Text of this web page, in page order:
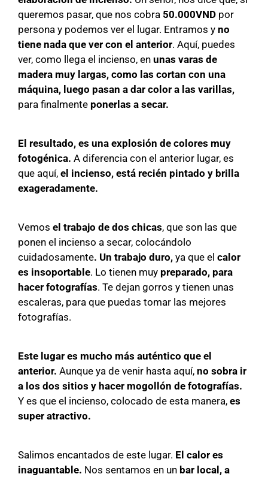
queremos pasar, que nos cobra 50.000VNDpor
persona y podemos ver el lugar. Entramos y no
tiene nada que ver con el anterior. Aquí, puedes
ver, como llega el incienso, en unas varas de
madera muy largas, como las cortan con una
máquina, luego pasan a dar color a las varillas,
para finalmente ponerlas a secar.
El resultado, es una explosión de colores muy
fotogénica. A diferencia con el anterior lugar, es
que aquí, el incienso, está recién pintado y brilla
exageradamente.
Vemos el trabajo de dos chicas, que son las que
ponen el incienso a secar, colocándolo
cuidadosamente. Un trabajo duro, ya que el calor
es insoportable. Lo tienen muy preparado, para
hacer fotografías. Te dejan gorros y tienen unas
escaleras, para que puedas tomar las mejores
fotografías.
Este lugar es mucho más auténtico que el
anterior. Aunque ya de venir hasta aquí, no sobra ir
a los dos sitios y hacer mogollón de fotografías.
Y es que el incienso, colocado de esta manera, es
super atractivo.
Salimos encantados de este lugar. El calor es
inaguantable. Nos sentamos en un bar local, a